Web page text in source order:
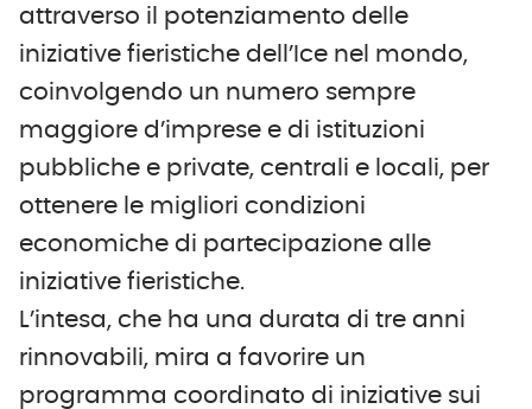
attraverso il potenziamento delle
iniziative fieristiche dell’Ice nel mondo,
coinvolgendo un numero sempre
maggiore d’imprese e di istituzioni
pubbliche e private, centrali e locali, per
ottenere le migliori condizioni
economiche di partecipazione alle
iniziative fieristiche.
L’intesa, che ha una durata di tre anni
rinnovabili, mira a favorire un
programma coordinato di iniziative sui